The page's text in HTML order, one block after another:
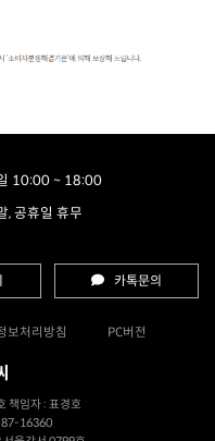
10:00 ~ 18:00
, 공휴일 휴무
카톡문의
보처리방침 PC버전
책임자 : 표경호
87-16360